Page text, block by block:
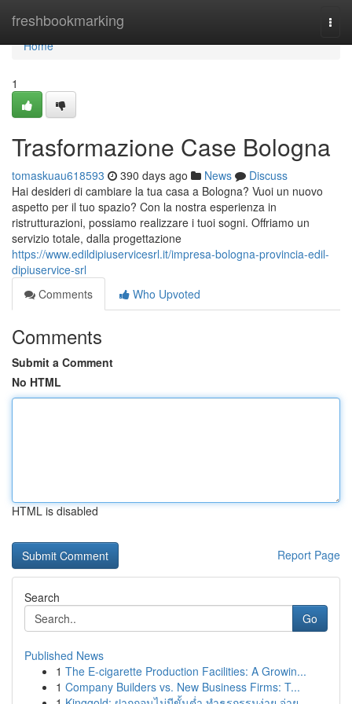
freshbookmarking
Home
Home
1
Trasformazione Case Bologna
tomaskuau618593 390 days ago News
Discuss
Hai desideri di cambiare la tua casa a Bologna? Vuoi un nuovo
aspetto per il tuo spazio? Con la nostra esperienza in
ristrutturazioni, possiamo realizzare i tuoi sogni. Offriamo un
servizio totale, dalla progettazione
https://www.edildipiuservicesrl.it/impresa-bologna-provincia-edil-
dipiuservice-srl
Comments
Who Upvoted
Comments
Submit a Comment
No HTML
HTML is disabled
Report Page
Search
Go
Published News
1 The E-cigarette Production Facilities: A Growin...
1 Company Builders vs. New Business Firms: T...